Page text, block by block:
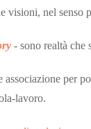
nel senso
- sono realtà che
lavoro.